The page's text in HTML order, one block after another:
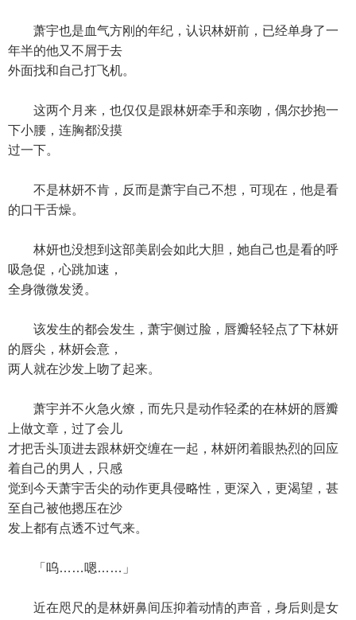
萧宇也是血气方刚的年纪，认识林妍前，已经单身了一
年半的他又不屑于去
外面找和自己打飞机。
这两个月来，也仅仅是跟林妍牵手和亲吻，偶尔抄抱一
下小腰，连胸都没摸
过一下。
不是林妍不肯，反而是萧宇自己不想，可现在，他是看
的口干舌燥。
林妍也没想到这部美剧会如此大胆，她自己也是看的呼
吸急促，心跳加速，
全身微微发烫。
该发生的都会发生，萧宇侧过脸，唇瓣轻轻点了下林妍
的唇尖，林妍会意，
两人就在沙发上吻了起来。
萧宇并不火急火燎，而先只是动作轻柔的在林妍的唇瓣
上做文章，过了会儿
才把舌头顶进去跟林妍交缠在一起，林妍闭着眼热烈的回应
着自己的男人，只感
觉到今天萧宇舌尖的动作更具侵略性，更深入，更渴望，甚
至自己被他摁压在沙
发上都有点透不过气来。
「呜……嗯……」
近在咫尺的是林妍鼻间压抑着动情的声音，身后则是女